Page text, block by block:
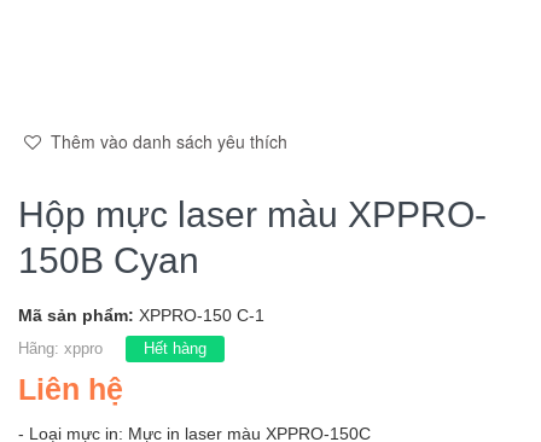
Thêm vào danh sách yêu thích
Hộp mực laser màu XPPRO-
150B Cyan
Mã sản phẩm: XPPRO-150 C-1
Hãng: xppro Hết hàng
Liên hệ
- Loại mực in: Mực in laser màu XPPRO-150C